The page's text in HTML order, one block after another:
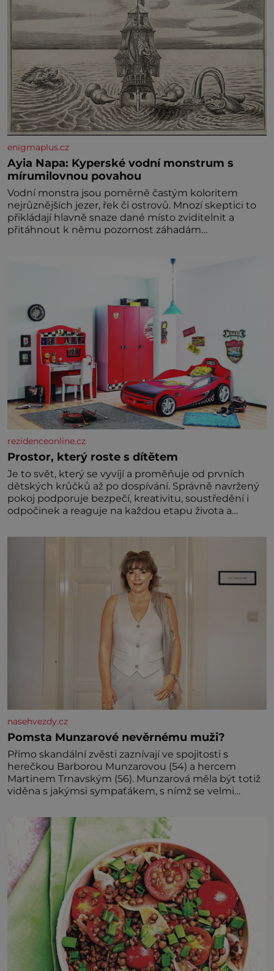
enigmaplus.cz
Ayia Napa: Kyperské vodní monstrum s
mírumilovnou povahou
Vodní monstra jsou poměrně častým koloritem
nejrůznějších jezer, řek či ostrovů. Mnozí skeptici to
přikládají hlavně snaze dané místo zviditelnit a
přitáhnout k němu pozornost záhadám
rezidenceonline.cz
Prostor, který roste s dítětem
Je to svět, který se vyvíjí a proměňuje od prvních
dětských krůčků až po dospívání. Správně navržený
pokoj podporuje bezpečí, kreativitu, soustředění i
odpočinek a reaguje na každou etapu života a
jednoduchost, měkkost a bezpečí, proto by pokoj
nasehvezdy.cz
Pomsta Munzarové nevěrnému muži?
Přímo skandální zvěsti zaznívají ve spojitosti s
herečkou Barborou Munzarovou (54) a hercem
Martinem Trnavským (56). Munzarová měla být totiž
viděna s jakýmsi sympaťákem, s nímž se velmi